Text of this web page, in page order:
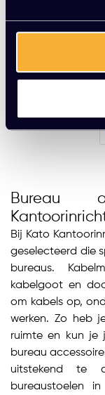
Bureau
Bij Kato
geselecteerd die
bureaus.
kabelgoot en
om kabels op,
werken. Zo heb
ruimte en kun je
bureau
uitstekend te
bureaustoelen